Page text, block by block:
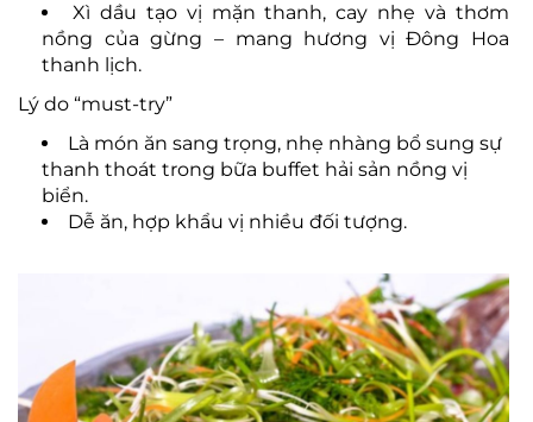
Xì dầu tạo vị mặn thanh, cay nhẹ và thơm
nồng của gừng – mang hương vị Đông Hoa
thanh lịch.
Lý do “must-try”
Là món ăn sang trọng, nhẹ nhàng bổ sung sự
thanh thoát trong bữa buffet hải sản nồng vị
biển.
Dễ ăn, hợp khẩu vị nhiều đối tượng.